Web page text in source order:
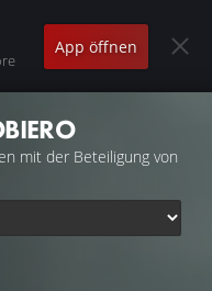
App öffnen
mit der Beteiligung von